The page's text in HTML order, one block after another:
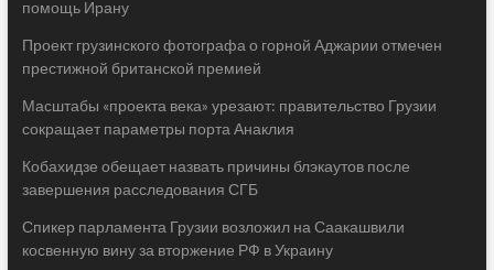
помощь Ирану
Проект грузинского фотографа о горной Аджарии отмечен
престижной британской премией
Масштабы «проекта века» урезают: правительство Грузии
сокращает параметры порта Анаклия
Кобахидзе обещает назвать причины блэкаутов после
завершения расследования СГБ
Спикер парламента Грузии возложил на Саакашвили
косвенную вину за вторжение РФ в Украину